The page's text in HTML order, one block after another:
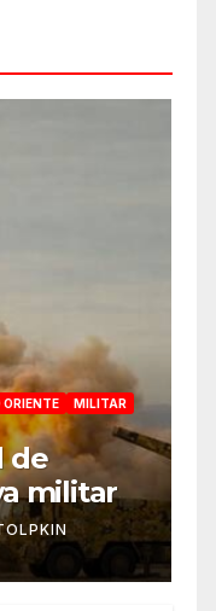
ORIENTE
MILITAR
de
militar